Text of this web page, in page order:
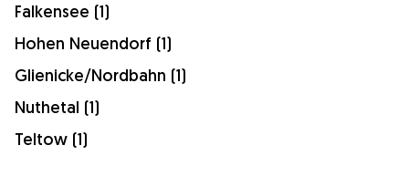
Falkensee (1)
Hohen Neuendorf (1)
Glienicke/Nordbahn (1)
Nuthetal (1)
Teltow (1)